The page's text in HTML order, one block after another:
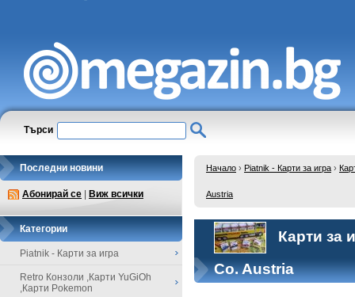
Търси
Последни новини
Абонирай се Виж всички
Категории
Piatnik - Карти за игра
Retro Конзоли ,Карти YuGiOh
,Карти Pokemon
Начало › Piatnik - Карти за игра ›
Austria
Карти за
Co. Austria